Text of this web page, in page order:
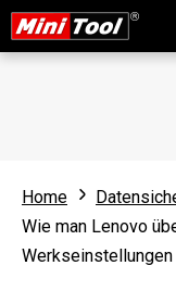
Home
Wie man Lenovo